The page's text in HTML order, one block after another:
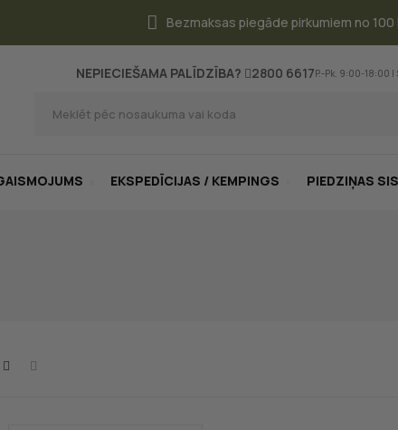
Bezmaksas piegāde pirkumiem no 100
NEPIECIEŠAMA PALĪDZĪBA? 2800 6617P.-Pk. 9:00-18:00 |
EKSPEDĪCIJAS / KEMPINGS PIEDZIŅAS